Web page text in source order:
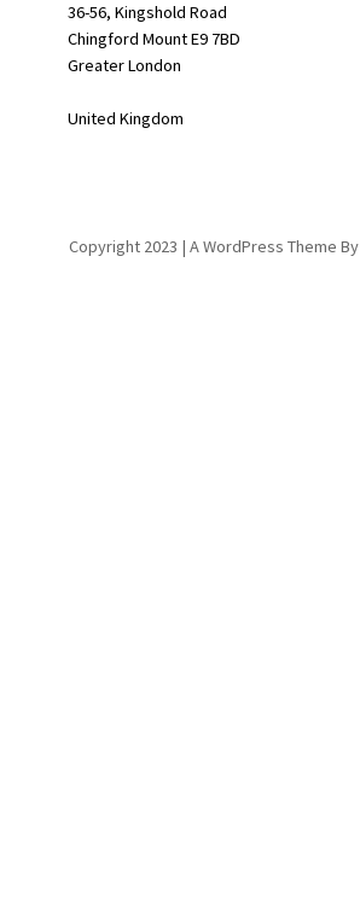
36-56, Kingshold Road
Chingford Mount E9 7BD
Greater London
United Kingdom
Copyright 2023 | A WordPress Theme By